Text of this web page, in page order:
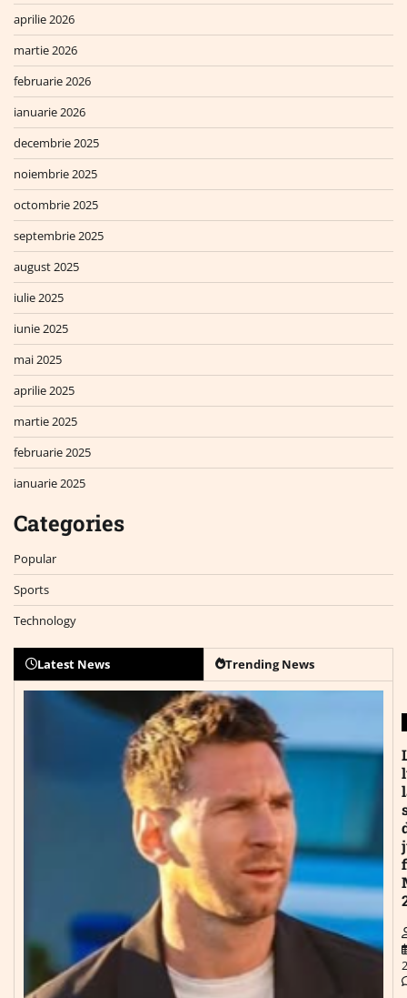
aprilie 2026
martie 2026
februarie 2026
ianuarie 2026
decembrie 2025
noiembrie 2025
octombrie 2025
septembrie 2025
august 2025
iulie 2025
iunie 2025
mai 2025
aprilie 2025
martie 2025
februarie 2025
ianuarie 2025
Categories
Popular
Sports
Technology
Latest News Trending News